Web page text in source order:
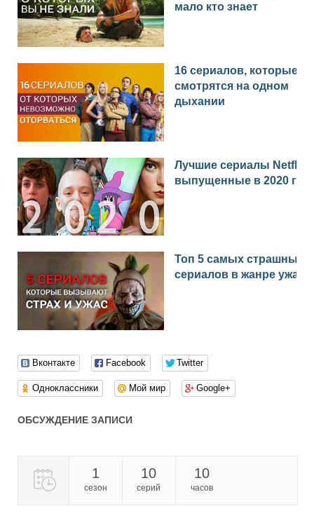
мало кто знает
16 сериалов, которые
смотрятся на одном
дыхании
Лучшие сериалы Netflix
выпущенные в 2020
Топ 5 самых страшных
сериалов в жанре ужасы
Вконтакте Facebook Twitter
Одноклассники Мой мир Google+
ОБСУЖДЕНИЕ ЗАПИСИ
1
сезон
10
серий
10
часов